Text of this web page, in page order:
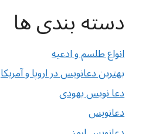
دسته بندی ها
انواع طلسم و ادعیه
بهترین دعانویس در اروپا و آمریکا
دعا نویس یهودی
دعانویس